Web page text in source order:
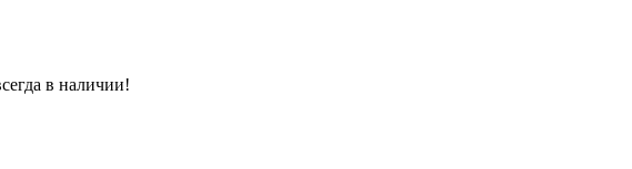
в наличии!